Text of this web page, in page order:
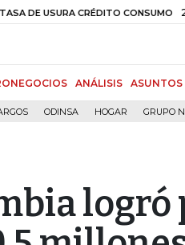
USURA CRÉDITO CONSUMO 29,66%
ANÁLISIS ASUNTOS
ODINSA HOGAR GRUPO